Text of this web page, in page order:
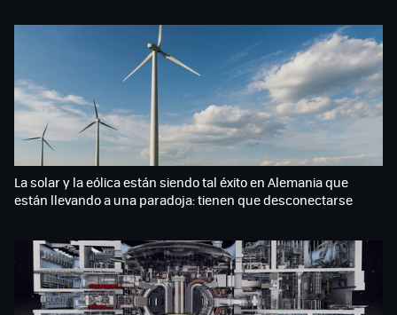
La solar y la eólica están siendo tal éxito en Alemania que
están llevando a una paradoja: tienen que desconectarse